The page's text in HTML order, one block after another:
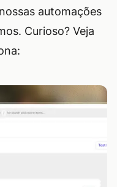
automações
Curioso? Veja